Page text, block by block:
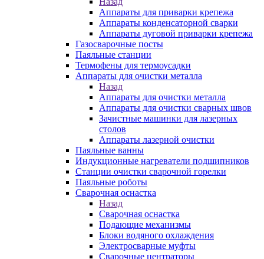
Аппараты для приварки крепежа
Аппараты конденсаторной сварки
Аппараты дуговой приварки крепежа
Газосварочные посты
Паяльные станции
Термофены для термоусадки
Аппараты для очистки металла
Назад
Аппараты для очистки металла
Аппараты для очистки сварных швов
Зачистные машинки для лазерных
столов
Аппараты лазерной очистки
Паяльные ванны
Индукционные нагреватели подшипников
Станции очистки сварочной горелки
Паяльные роботы
Сварочная оснастка
Назад
Сварочная оснастка
Подающие механизмы
Блоки водяного охлаждения
Электросварные муфты
Сварочные центраторы